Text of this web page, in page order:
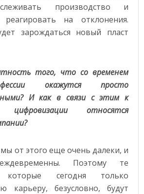
производство и
реагировать на отклонения.
зарождаться новый пласт
того, что со временем
окажутся просто
И как в связи с этим к
цифровизации относятся
от этого еще очень далеки, и
Поэтому те
которые сегодня только
карьеру, безусловно, будут